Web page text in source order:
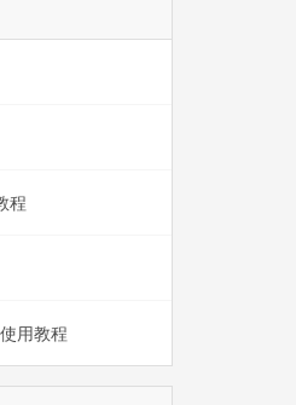
程
用教程